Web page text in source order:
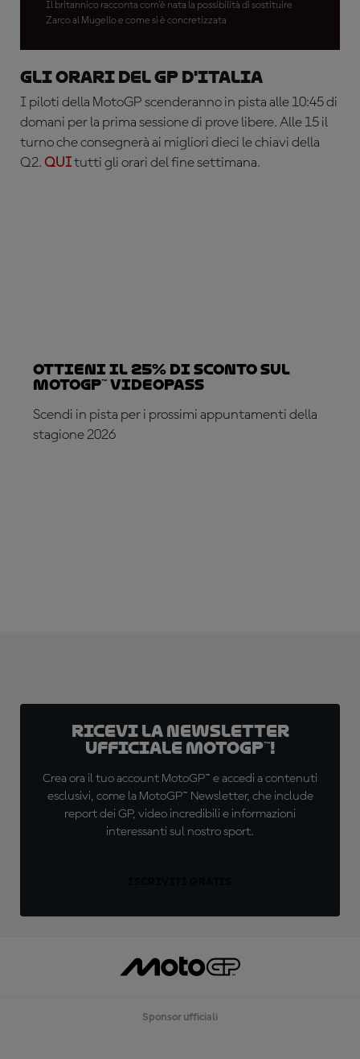
Il britannico racconta com'è nata la possibilità di sostituire
Zarco al Mugello e come si è concretizzata
Gli orari del GP d'Italia
I piloti della MotoGP scenderanno in pista alle 10:45 di
domani per la prima sessione di prove libere. Alle 15 il
turno che consegnerà ai migliori dieci le chiavi della
Q2. QUItutti gli orari del fine settimana.
Ottieni il 25% di sconto sul
MotoGP™ VideoPass
Scendi in pista per i prossimi appuntamenti della
stagione 2026
Ricevi la newsletter
ufficiale MotoGP™!
Crea ora il tuo account MotoGP™ e accedi a contenuti
esclusivi, come la MotoGP™ Newsletter, che include
report dei GP, video incredibili e informazioni
interessanti sul nostro sport.
Sponsor ufficiali